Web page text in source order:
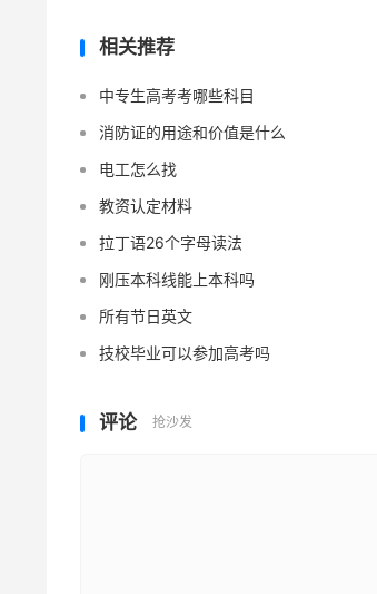
相关推荐
中专生高考考哪些科目
消防证的用途和价值是什么
电工怎么找
教资认定材料
拉丁语26个字母读法
刚压本科线能上本科吗
所有节日英文
技校毕业可以参加高考吗
评论 抢沙发